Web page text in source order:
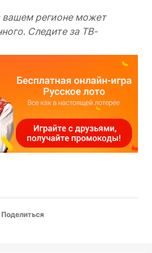
вашем регионе может
Следите за ТВ-
Поделиться